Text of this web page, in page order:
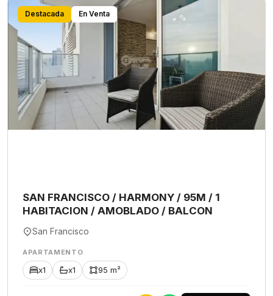
Destacada En Venta
SAN FRANCISCO / HARMONY / 95M / 1
HABITACION / AMOBLADO / BALCON
San Francisco
APARTAMENTO
x1 x1 95 m²